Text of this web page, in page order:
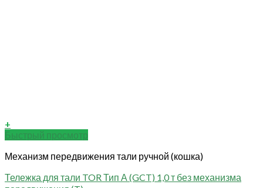
+
Быстрый просмотр
Механизм передвижения тали ручной (кошка)
Тележка для тали TOR Тип А (GCT) 1,0 т без механизма